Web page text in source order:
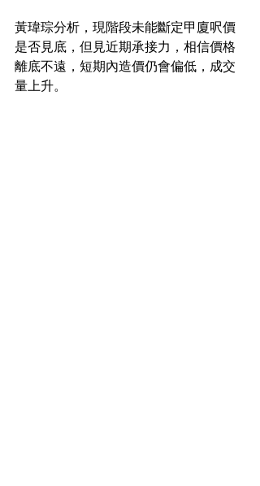
黃瑋琮分析，現階段未能斷定甲廈呎價
是否見底，但見近期承接力，相信價格
離底不遠，短期內造價仍會偏低，成交
量上升。